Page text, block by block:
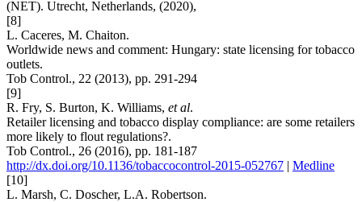
(NET). Utrecht, Netherlands, (2020),
[8]
L. Caceres, M. Chaiton.
Worldwide news and comment: Hungary: state licensing for tobacco
outlets.
Tob Control., 22 (2013), pp. 291-294
[9]
R. Fry, S. Burton, K. Williams, et al.
Retailer licensing and tobacco display compliance: are some retailers
more likely to flout regulations?.
Tob Control., 26 (2016), pp. 181-187
http://dx.doi.org/10.1136/tobaccocontrol-2015-052767 | Medline
[10]
L. Marsh, C. Doscher, L.A. Robertson.